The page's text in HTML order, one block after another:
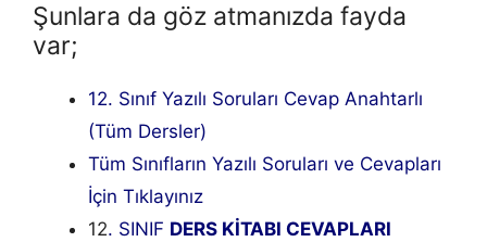
Şunlara da göz atmanızda fayda
var;
12. Sınıf Yazılı Soruları Cevap Anahtarlı
(Tüm Dersler)
Tüm Sınıfların Yazılı Soruları ve Cevapları
İçin Tıklayınız
12. SINIF DERS KİTABI CEVAPLARI